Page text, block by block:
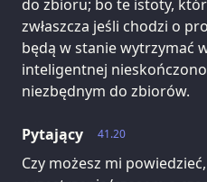
do zbioru; bo te istoty,
zwłaszcza jeśli chodzi o
będą w stanie wytrzymać
inteligentnej
niezbędnym do zbiorów.
41.20
Pytający
Czy możesz mi